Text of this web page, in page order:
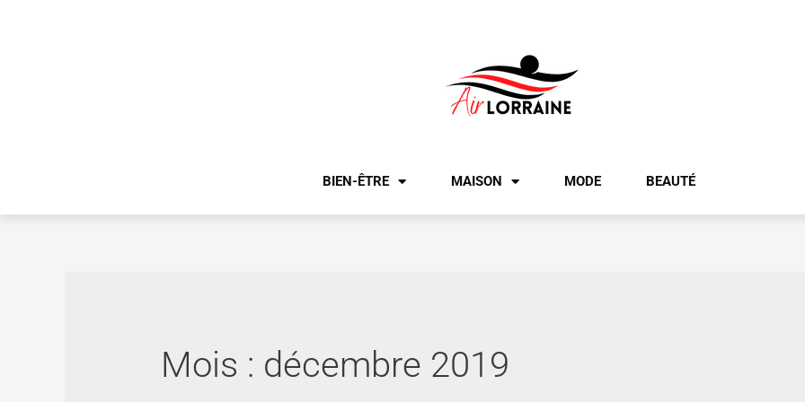
BIEN-ÊTRE MAISON MODE BEAUTÉ
Mois : décembre 2019